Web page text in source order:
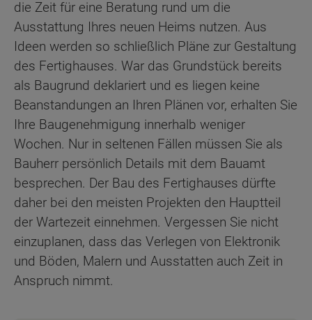
die Zeit für eine Beratung rund um die
Ausstattung Ihres neuen Heims nutzen. Aus
Ideen werden so schließlich Pläne zur Gestaltung
des Fertighauses. War das Grundstück bereits
als Baugrund deklariert und es liegen keine
Beanstandungen an Ihren Plänen vor, erhalten Sie
Ihre Baugenehmigung innerhalb weniger
Wochen. Nur in seltenen Fällen müssen Sie als
Bauherr persönlich Details mit dem Bauamt
besprechen. Der Bau des Fertighauses dürfte
daher bei den meisten Projekten den Hauptteil
der Wartezeit einnehmen. Vergessen Sie nicht
einzuplanen, dass das Verlegen von Elektronik
und Böden, Malern und Ausstatten auch Zeit in
Anspruch nimmt.